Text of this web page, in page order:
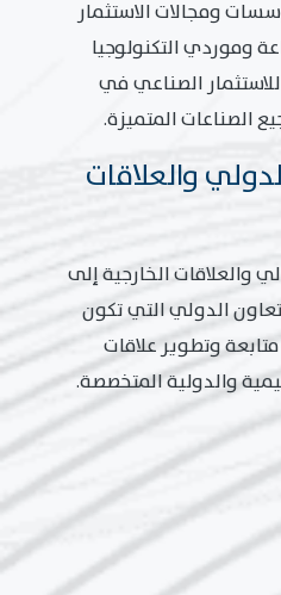
ومجالات الاستثمار
وموردي التكنولوجيا
الصناعي في
الصناعات المتميزة.
والعلاقات
والعلاقات الخارجية إلى
الدولي التي تكون
وتطوير علاقات
والدولية المتخصصة.